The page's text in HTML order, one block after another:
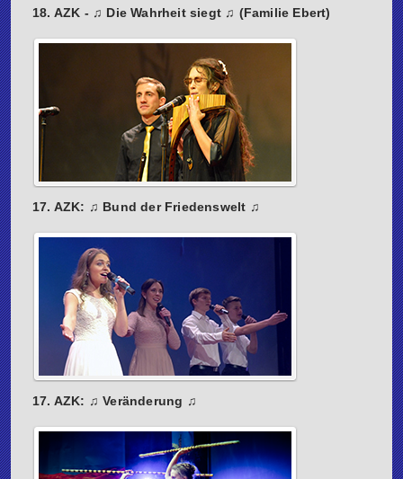
18. AZK - ♫ Die Wahrheit siegt ♫ (Familie Ebert)
17. AZK: ♫ Bund der Friedenswelt ♫
17. AZK: ♫ Veränderung ♫